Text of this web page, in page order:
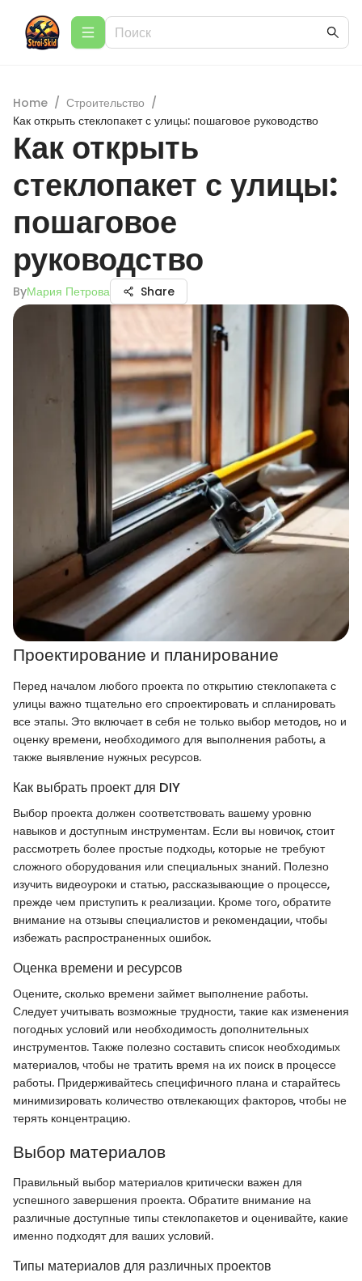
Home / Строительство /
Как открыть стеклопакет с улицы: пошаговое руководство
Как открыть
стеклопакет с улицы:
пошаговое
руководство
ByМария Петрова Share
Проектирование и планирование
Перед началом любого проекта по открытию стеклопакета с
улицы важно тщательно его спроектировать и спланировать
все этапы. Это включает в себя не только выбор методов, но и
оценку времени, необходимого для выполнения работы, а
также выявление нужных ресурсов.
Как выбрать проект для DIY
Выбор проекта должен соответствовать вашему уровню
навыков и доступным инструментам. Если вы новичок, стоит
рассмотреть более простые подходы, которые не требуют
сложного оборудования или специальных знаний. Полезно
изучить видеоуроки и статью, рассказывающие о процессе,
прежде чем приступить к реализации. Кроме того, обратите
внимание на отзывы специалистов и рекомендации, чтобы
избежать распространенных ошибок.
Оценка времени и ресурсов
Оцените, сколько времени займет выполнение работы.
Следует учитывать возможные трудности, такие как изменения
погодных условий или необходимость дополнительных
инструментов. Также полезно составить список необходимых
материалов, чтобы не тратить время на их поиск в процессе
работы. Придерживайтесь специфичного плана и старайтесь
минимизировать количество отвлекающих факторов, чтобы не
терять концентрацию.
Выбор материалов
Правильный выбор материалов критически важен для
успешного завершения проекта. Обратите внимание на
различные доступные типы стеклопакетов и оценивайте, какие
именно подходят для ваших условий.
Типы материалов для различных проектов